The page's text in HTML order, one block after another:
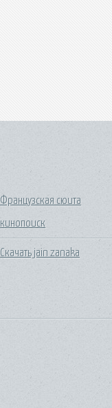
Французская сюита
кинопоиск
Скачать jain zanaka